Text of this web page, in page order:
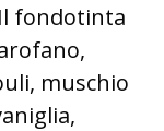
fondotinta
muschio